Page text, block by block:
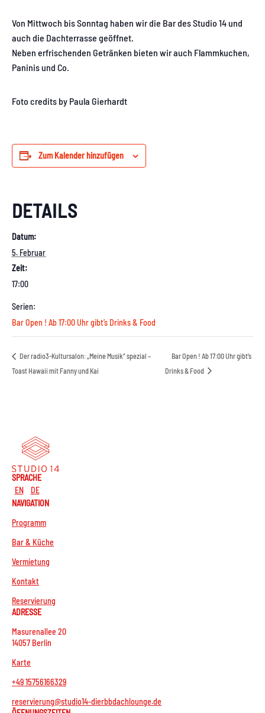
Von Mittwoch bis Sonntag haben wir die Bar des Studio 14 und
auch die Dachterrasse geöffnet.
Neben erfrischenden Getränken bieten wir auch Flammkuchen,
Paninis und Co.
Foto credits by Paula Gierhardt
Zum Kalender hinzufügen
DETAILS
Datum:
5. Februar
Zeit:
17:00
Serien:
Bar Open ! Ab 17:00 Uhr gibt’s Drinks & Food
Der radio3-Kultursalon: „Meine Musik“ spezial –
Toast Hawaii mit Fanny und Kai
Bar Open ! Ab 17:00 Uhr gibt’s
Drinks & Food
SPRACHE
EN
DE
NAVIGATION
Programm
Bar & Küche
Vermietung
Kontakt
Reservierung
ADRESSE
Masurenallee 20
14057 Berlin
Karte
+49 15756166329
reservierung@studio14-dierbbdachlounge.de